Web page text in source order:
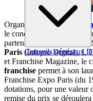
Conseils généraux
Organisé par la
le concours des membres
partenariat avec le Groupe
Paris (Infopro Digital),
et Franchise Magazine, le
franchise permet à son
Franchise Expo Paris (du
dotations, pour une valeur
remise du prix se